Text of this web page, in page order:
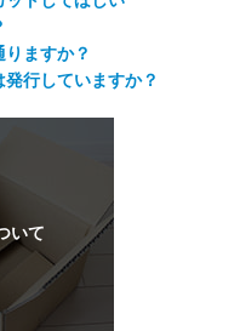
ますか？
行していますか？